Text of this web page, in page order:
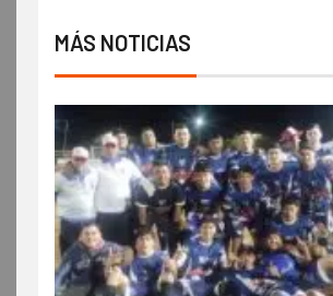
MÁS NOTICIAS